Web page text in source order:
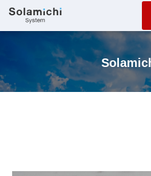
ソラミチ
サービ
オプショ